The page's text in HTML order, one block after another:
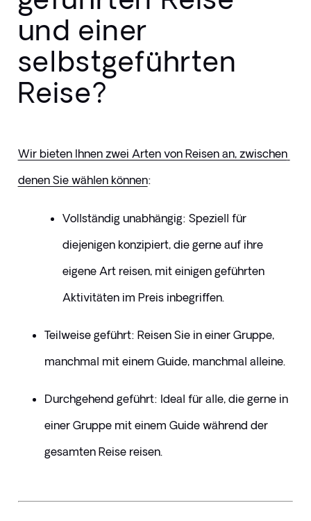
und einer
selbstgeführten
Reise?
Wir bieten Ihnen zwei Arten von Reisen an, zwischen
denen Sie wählen können:
​Vollständig unabhängig: Speziell für
diejenigen konzipiert, die gerne auf ihre
eigene Art reisen, mit einigen geführten
Aktivitäten im Preis inbegriffen.
Teilweise geführt: Reisen Sie in einer Gruppe,
manchmal mit einem Guide, manchmal alleine.
Durchgehend geführt: Ideal für alle, die gerne in
einer Gruppe mit einem Guide während der
gesamten Reise reisen.